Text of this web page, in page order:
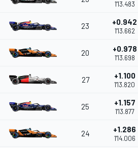
1'13.483
23 +0.942
1'13.662
20 +0.978
1'13.698
27 +1.100
1'13.820
25 +1.157
1'13.877
24 +1.286
1'14.006